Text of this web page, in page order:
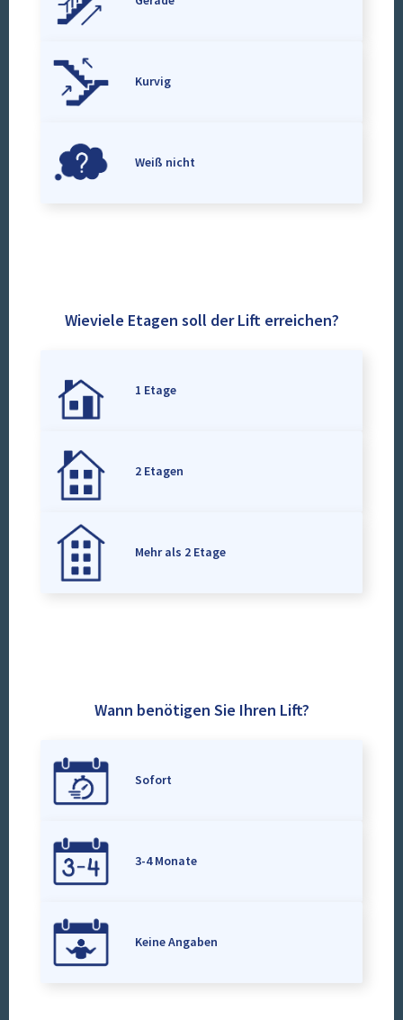
Kurvig
Weiß nicht
Wieviele Etagen soll der Lift erreichen?
1 Etage
2 Etagen
Mehr als 2 Etage
Wann benötigen Sie Ihren Lift?
Sofort
3-4 Monate
Keine Angaben